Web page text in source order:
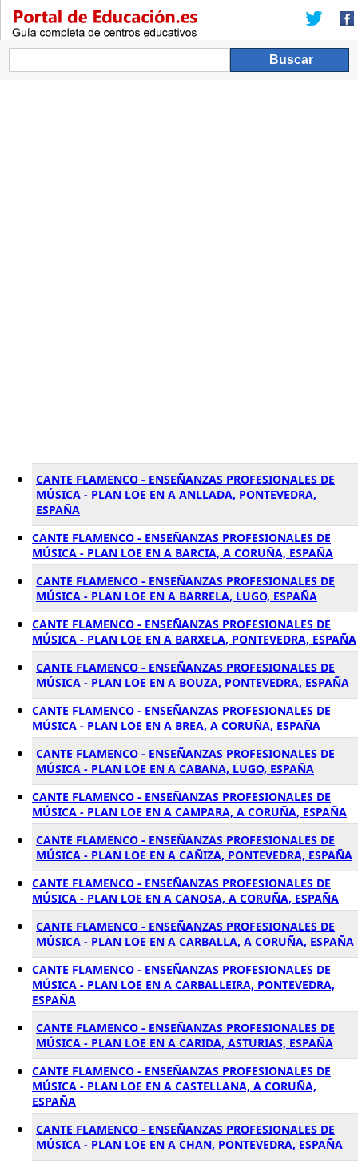
CANTE FLAMENCO - ENSEÑANZAS PROFESIONALES DE
MÚSICA - PLAN LOE EN A ANLLADA, PONTEVEDRA,
ESPAÑA
CANTE FLAMENCO - ENSEÑANZAS PROFESIONALES DE
MÚSICA - PLAN LOE EN A BARCIA, A CORUÑA, ESPAÑA
CANTE FLAMENCO - ENSEÑANZAS PROFESIONALES DE
MÚSICA - PLAN LOE EN A BARRELA, LUGO, ESPAÑA
CANTE FLAMENCO - ENSEÑANZAS PROFESIONALES DE
MÚSICA - PLAN LOE EN A BARXELA, PONTEVEDRA, ESPAÑA
CANTE FLAMENCO - ENSEÑANZAS PROFESIONALES DE
MÚSICA - PLAN LOE EN A BOUZA, PONTEVEDRA, ESPAÑA
CANTE FLAMENCO - ENSEÑANZAS PROFESIONALES DE
MÚSICA - PLAN LOE EN A BREA, A CORUÑA, ESPAÑA
CANTE FLAMENCO - ENSEÑANZAS PROFESIONALES DE
MÚSICA - PLAN LOE EN A CABANA, LUGO, ESPAÑA
CANTE FLAMENCO - ENSEÑANZAS PROFESIONALES DE
MÚSICA - PLAN LOE EN A CAMPARA, A CORUÑA, ESPAÑA
CANTE FLAMENCO - ENSEÑANZAS PROFESIONALES DE
MÚSICA - PLAN LOE EN A CAÑIZA, PONTEVEDRA, ESPAÑA
CANTE FLAMENCO - ENSEÑANZAS PROFESIONALES DE
MÚSICA - PLAN LOE EN A CANOSA, A CORUÑA, ESPAÑA
CANTE FLAMENCO - ENSEÑANZAS PROFESIONALES DE
MÚSICA - PLAN LOE EN A CARBALLA, A CORUÑA, ESPAÑA
CANTE FLAMENCO - ENSEÑANZAS PROFESIONALES DE
MÚSICA - PLAN LOE EN A CARBALLEIRA, PONTEVEDRA,
ESPAÑA
CANTE FLAMENCO - ENSEÑANZAS PROFESIONALES DE
MÚSICA - PLAN LOE EN A CARIDA, ASTURIAS, ESPAÑA
CANTE FLAMENCO - ENSEÑANZAS PROFESIONALES DE
MÚSICA - PLAN LOE EN A CASTELLANA, A CORUÑA,
ESPAÑA
CANTE FLAMENCO - ENSEÑANZAS PROFESIONALES DE
MÚSICA - PLAN LOE EN A CHAN, PONTEVEDRA, ESPAÑA